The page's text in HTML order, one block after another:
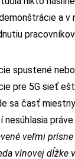
a
spustené
pre 5G sieť
sa časť
veľmi
vlnovej dĺžke